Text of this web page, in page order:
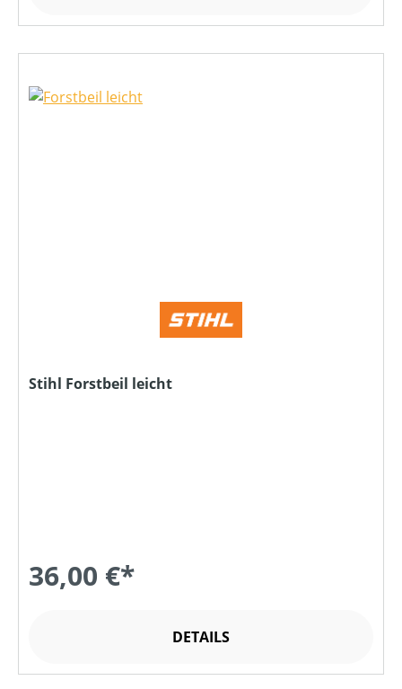
Stihl Forstbeil leicht
36,00 €*
DETAILS